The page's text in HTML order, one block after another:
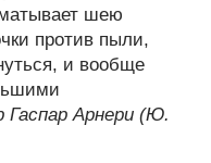
шею
против пыли,
и вообще
Гаспар Арнери (Ю.